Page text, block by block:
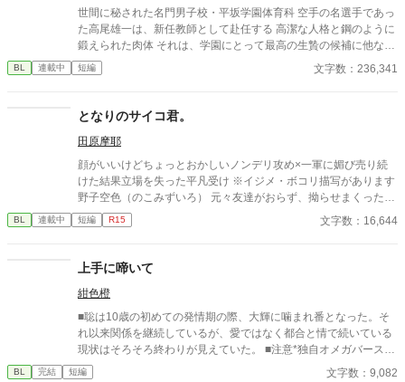
世間に秘された名門男子校・平坂学園体育科 空手の名選手であっ
た高尾雄一は、新任教師として赴任する 高潔な人格と鋼のように
鍛えられた肉体 それは、学園にとって最高の生贄の候補に他なら
なかった 至高の筋肉を持つ、精神を削られ意志をなくした青年を
太古の神に捧げるため、“水”、“風”、“土”の信奉者達が暗躍する 意
校で繰り広げられるダークファンタジー
BL 連載中 短編 文字数：236,341
となりのサイコ君。
田原摩耶
顔がいいけどちょっとおかしいノンデリ攻め×一軍に媚び売り続
けた結果立場を失った平凡受け ※イジメ・ボコリ描写があります
野子空色（のこみずいろ） 元々友達がおらず、拗らせまくった末
に高校デビューで一軍の仲間入りしたくてプライド捨ててきた。
周りを見下している。無事寿々のせいで転落し、サンドバッグ行
ううん） 顔だけで生きてきた。マイペースでデリカシーはない。
パーソナルスペースもおかしいし空気は読まない。でも顔がいい
のでモテる。 柚木（ゆずき） 一軍。普通にクズ。寿々の弱味を野
子に探らせてる。 奈頭（なず） 一軍。柚木の取り巻き１。女好
き。
BL 連載中 短編 R15 文字数：16,644
上手に啼いて
紺色橙
■聡は10歳の初めての発情期の際、大輝に噛まれ番となった。そ
れ以来関係を継続しているが、愛ではなく都合と情で続いている
現状はそろそろ終わりが見えていた。 ■注意*独自オメガバース設
定。■『それは愛か本能か』と同じ世界設定です。関係は一切な
BL 完結 短編 文字数：9,082